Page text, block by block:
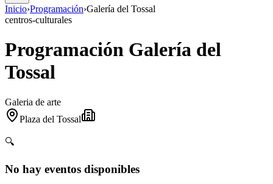
Inicio›Programación›Galería del Tossal
centros-culturales
Programación Galería del
Tossal
Galeria de arte
Plaza del Tossal
🔍
No hay eventos disponibles